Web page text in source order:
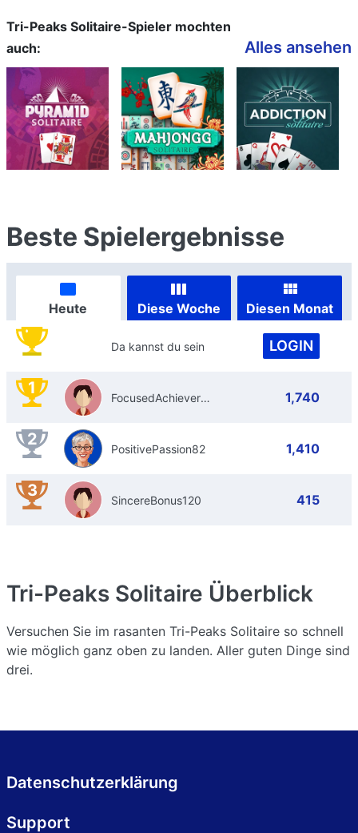
Tri-Peaks Solitaire-Spieler mochten
auch:
Alles ansehen
Beste Spielergebnisse
Heute Diese Woche Diesen Monat
Da kannst du sein LOGIN
1 FocusedAchiever315 1,740
2 PositivePassion82 1,410
3 SincereBonus120 415
Tri-Peaks Solitaire Überblick
Versuchen Sie im rasanten Tri-Peaks Solitaire so schnell
wie möglich ganz oben zu landen. Aller guten Dinge sind
drei.
Datenschutzerklärung
Support